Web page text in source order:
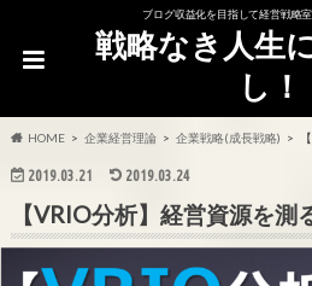
ブログ収益化を目指して経営戦略
戦略なき人生
し！
HOME 企業経営理論 企業戦略(成長戦略)
2019.03.21 2019.03.24
【VRIO分析】経営資源を測